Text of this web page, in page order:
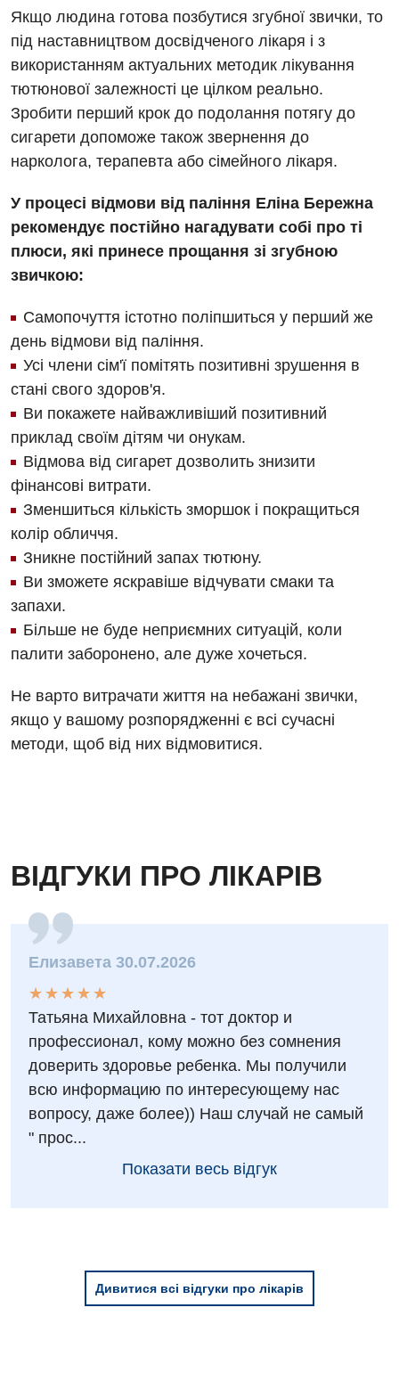
Мамологія
Медична психологія
Неврологія
Онкологічне відділлення
Офтальмологічне відділення
Проктологія
Ревматологія
Терапія
Травматологія і ортопедія
Урологія
Фізіотерапія
Хірургічне відділення
Для дітей
Дитяча алергологія
Дитяча гастроентерологія
Дитяча гінекологія
Дитяча дерматовенерологія
Дитяча ендокринологія
Дитяча оториноларингологія
Дитяча урологія
Педіатрія
Якщо людина готова позбутися згубної звички, то
під наставництвом досвідченого лікаря і з
використанням актуальних методик лікування
тютюнової залежності це цілком реально.
Зробити перший крок до подолання потягу до
сигарети допоможе також звернення до
нарколога, терапевта або сімейного лікаря.
У процесі відмови від паління Еліна Бережна
рекомендує постійно нагадувати собі про ті
плюси, які принесе прощання зі згубною
звичкою:
Самопочуття істотно поліпшиться у перший же
день відмови від паління.
Усі члени сім'ї помітять позитивні зрушення в
стані свого здоров'я.
Ви покажете найважливіший позитивний
приклад своїм дітям чи онукам.
Відмова від сигарет дозволить знизити
фінансові витрати.
Зменшиться кількість зморшок і покращиться
колір обличчя.
Зникне постійний запах тютюну.
Ви зможете яскравіше відчувати смаки та
запахи.
Більше не буде неприємних ситуацій, коли
палити заборонено, але дуже хочеться.
Не варто витрачати життя на небажані звички,
якщо у вашому розпорядженні є всі сучасні
методи, щоб від них відмовитися.
ВІДГУКИ ПРО ЛІКАРІВ
Елизавета 30.07.2026
★
★
★
★
★
★ ★ ★ ★ ★
Татьяна Михайловна - тот доктор и
профессионал, кому можно без сомнения
доверить здоровье ребенка. Мы получили
всю информацию по интересующему нас
вопросу, даже более)) Наш случай не самый
" прос...
Показати весь відгук
Дивитися всі відгуки про лікарів